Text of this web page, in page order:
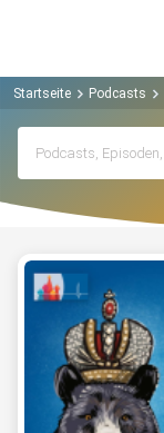
Startseite Podcasts